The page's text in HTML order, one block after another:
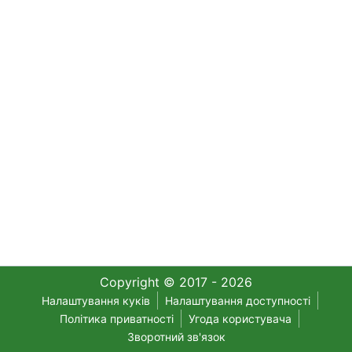
Copyright © 2017 - 2026
Налаштування куків
Налаштування доступності
Політика приватності
Угода користувача
Зворотний зв'язок